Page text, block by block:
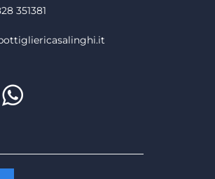
351381
TwitterLinkedIn